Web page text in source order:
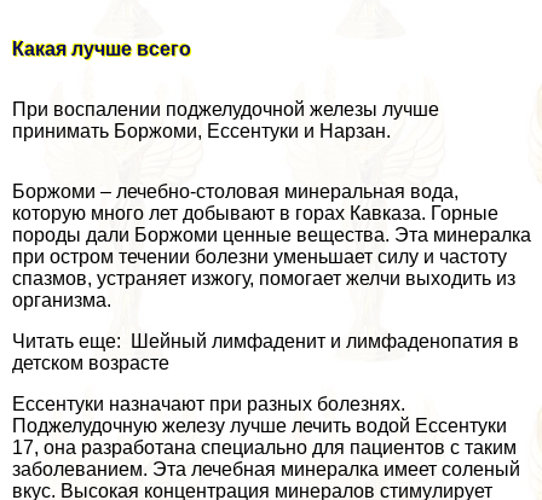
Какая лучше всего
При воспалении поджелудочной железы лучше
принимать Боржоми, Ессентуки и Нарзан.
Боржоми – лечебно-столовая минеральная вода,
которую много лет добывают в горах Кавказа. Горные
породы дали Боржоми ценные вещества. Эта минералка
при остром течении болезни уменьшает силу и частоту
спазмов, устраняет изжогу, помогает желчи выходить из
организма.
Читать еще: Шейный лимфаденит и лимфаденопатия в
детском возрасте
Ессентуки назначают при разных болезнях.
Поджелудочную железу лучше лечить водой Ессентуки
17, она разработана специально для пациентов с таким
заболеванием. Эта лечебная минералка имеет соленый
вкус. Высокая концентрация минералов стимулирует